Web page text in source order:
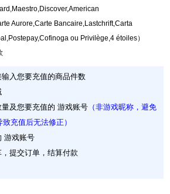
Aurore,Carte Bancaire,Lastchrift,Carta
ou Privilège,4 étoiles）
入您要充值的商品件数
及您要充值的 游戏账号 （非游戏昵称，避免
充值后无法修正）
游戏账号
提交订单，结算付款